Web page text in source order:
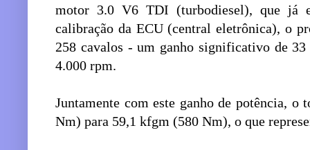
motor 3.0 V6 TDI (turbodiesel), que já
calibração da ECU (central eletrônica), o
258 cavalos - um ganho significativo de
4.000 rpm.
Juntamente com este ganho de potência,
Nm) para 59,1 kfgm (580 Nm), o que